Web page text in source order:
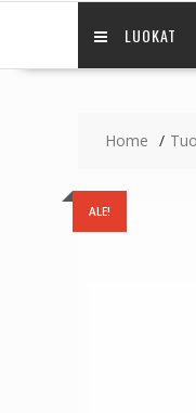
LUOKAT
Home
ALE!